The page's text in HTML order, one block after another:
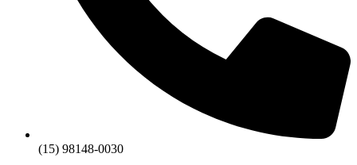
(15) 98148-0030